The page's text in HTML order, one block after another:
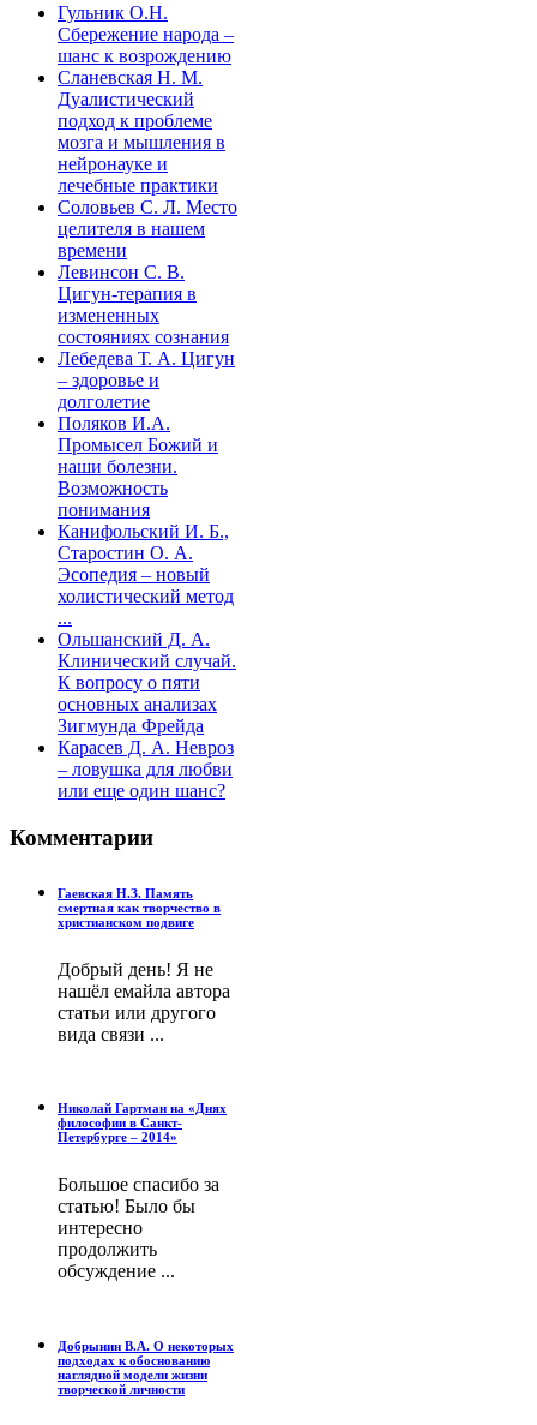
Гульник О.Н.
Сбережение народа –
шанс к возрождению
Сланевская Н. М.
Дуалистический
подход к проблеме
мозга и мышления в
нейронауке и
лечебные практики
Соловьев С. Л. Место
целителя в нашем
времени
Левинсон С. В.
Цигун-терапия в
измененных
состояниях сознания
Лебедева Т. А. Цигун
– здоровье и
долголетие
Поляков И.А.
Промысел Божий и
наши болезни.
Возможность
понимания
Канифольский И. Б.,
Старостин О. А.
Эсопедия – новый
холистический метод
...
Ольшанский Д. А.
Клинический случай.
К вопросу о пяти
основных анализах
Зигмунда Фрейда
Карасев Д. А. Невроз
– ловушка для любви
или еще один шанс?
Комментарии
Гаевская Н.З. Память
смертная как творчество в
христианском подвиге
Добрый день! Я не
нашёл емайла автора
статьи или другого
вида связи ...
Николай Гартман на «Днях
философии в Санкт-
Петербурге – 2014»
Большое спасибо за
статью! Было бы
интересно
продолжить
обсуждение ...
Добрынин В.А. О некоторых
подходах к обоснованию
наглядной модели жизни
творческой личности